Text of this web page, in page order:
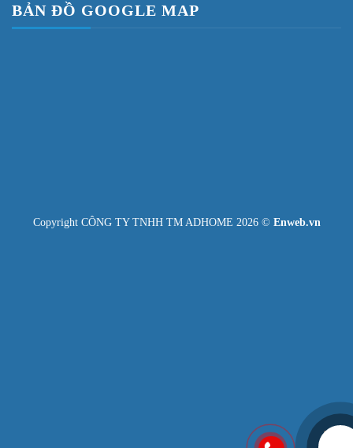
BẢN ĐỒ GOOGLE MAP
Copyright CÔNG TY TNHH TM ADHOME 2026 © Enweb.vn